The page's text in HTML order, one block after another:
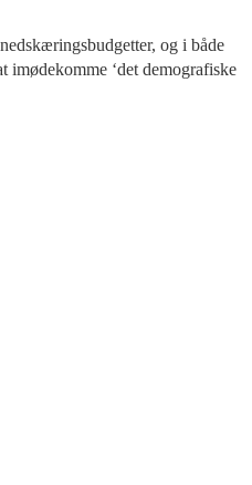
og i både
‘det demografiske